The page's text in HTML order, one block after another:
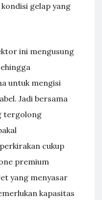
gelap yang
ini mengusung
untuk mengisi
Jadi bersama
tergolong
cukup
premium
yang menyasar
kapasitas